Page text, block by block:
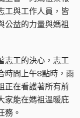
工與工作人員，皆
公益的力量與媽祖
志工的決心，志工
時間上午8點時，雨
正在看護著所有前
家能在媽祖溫暖庇
務。